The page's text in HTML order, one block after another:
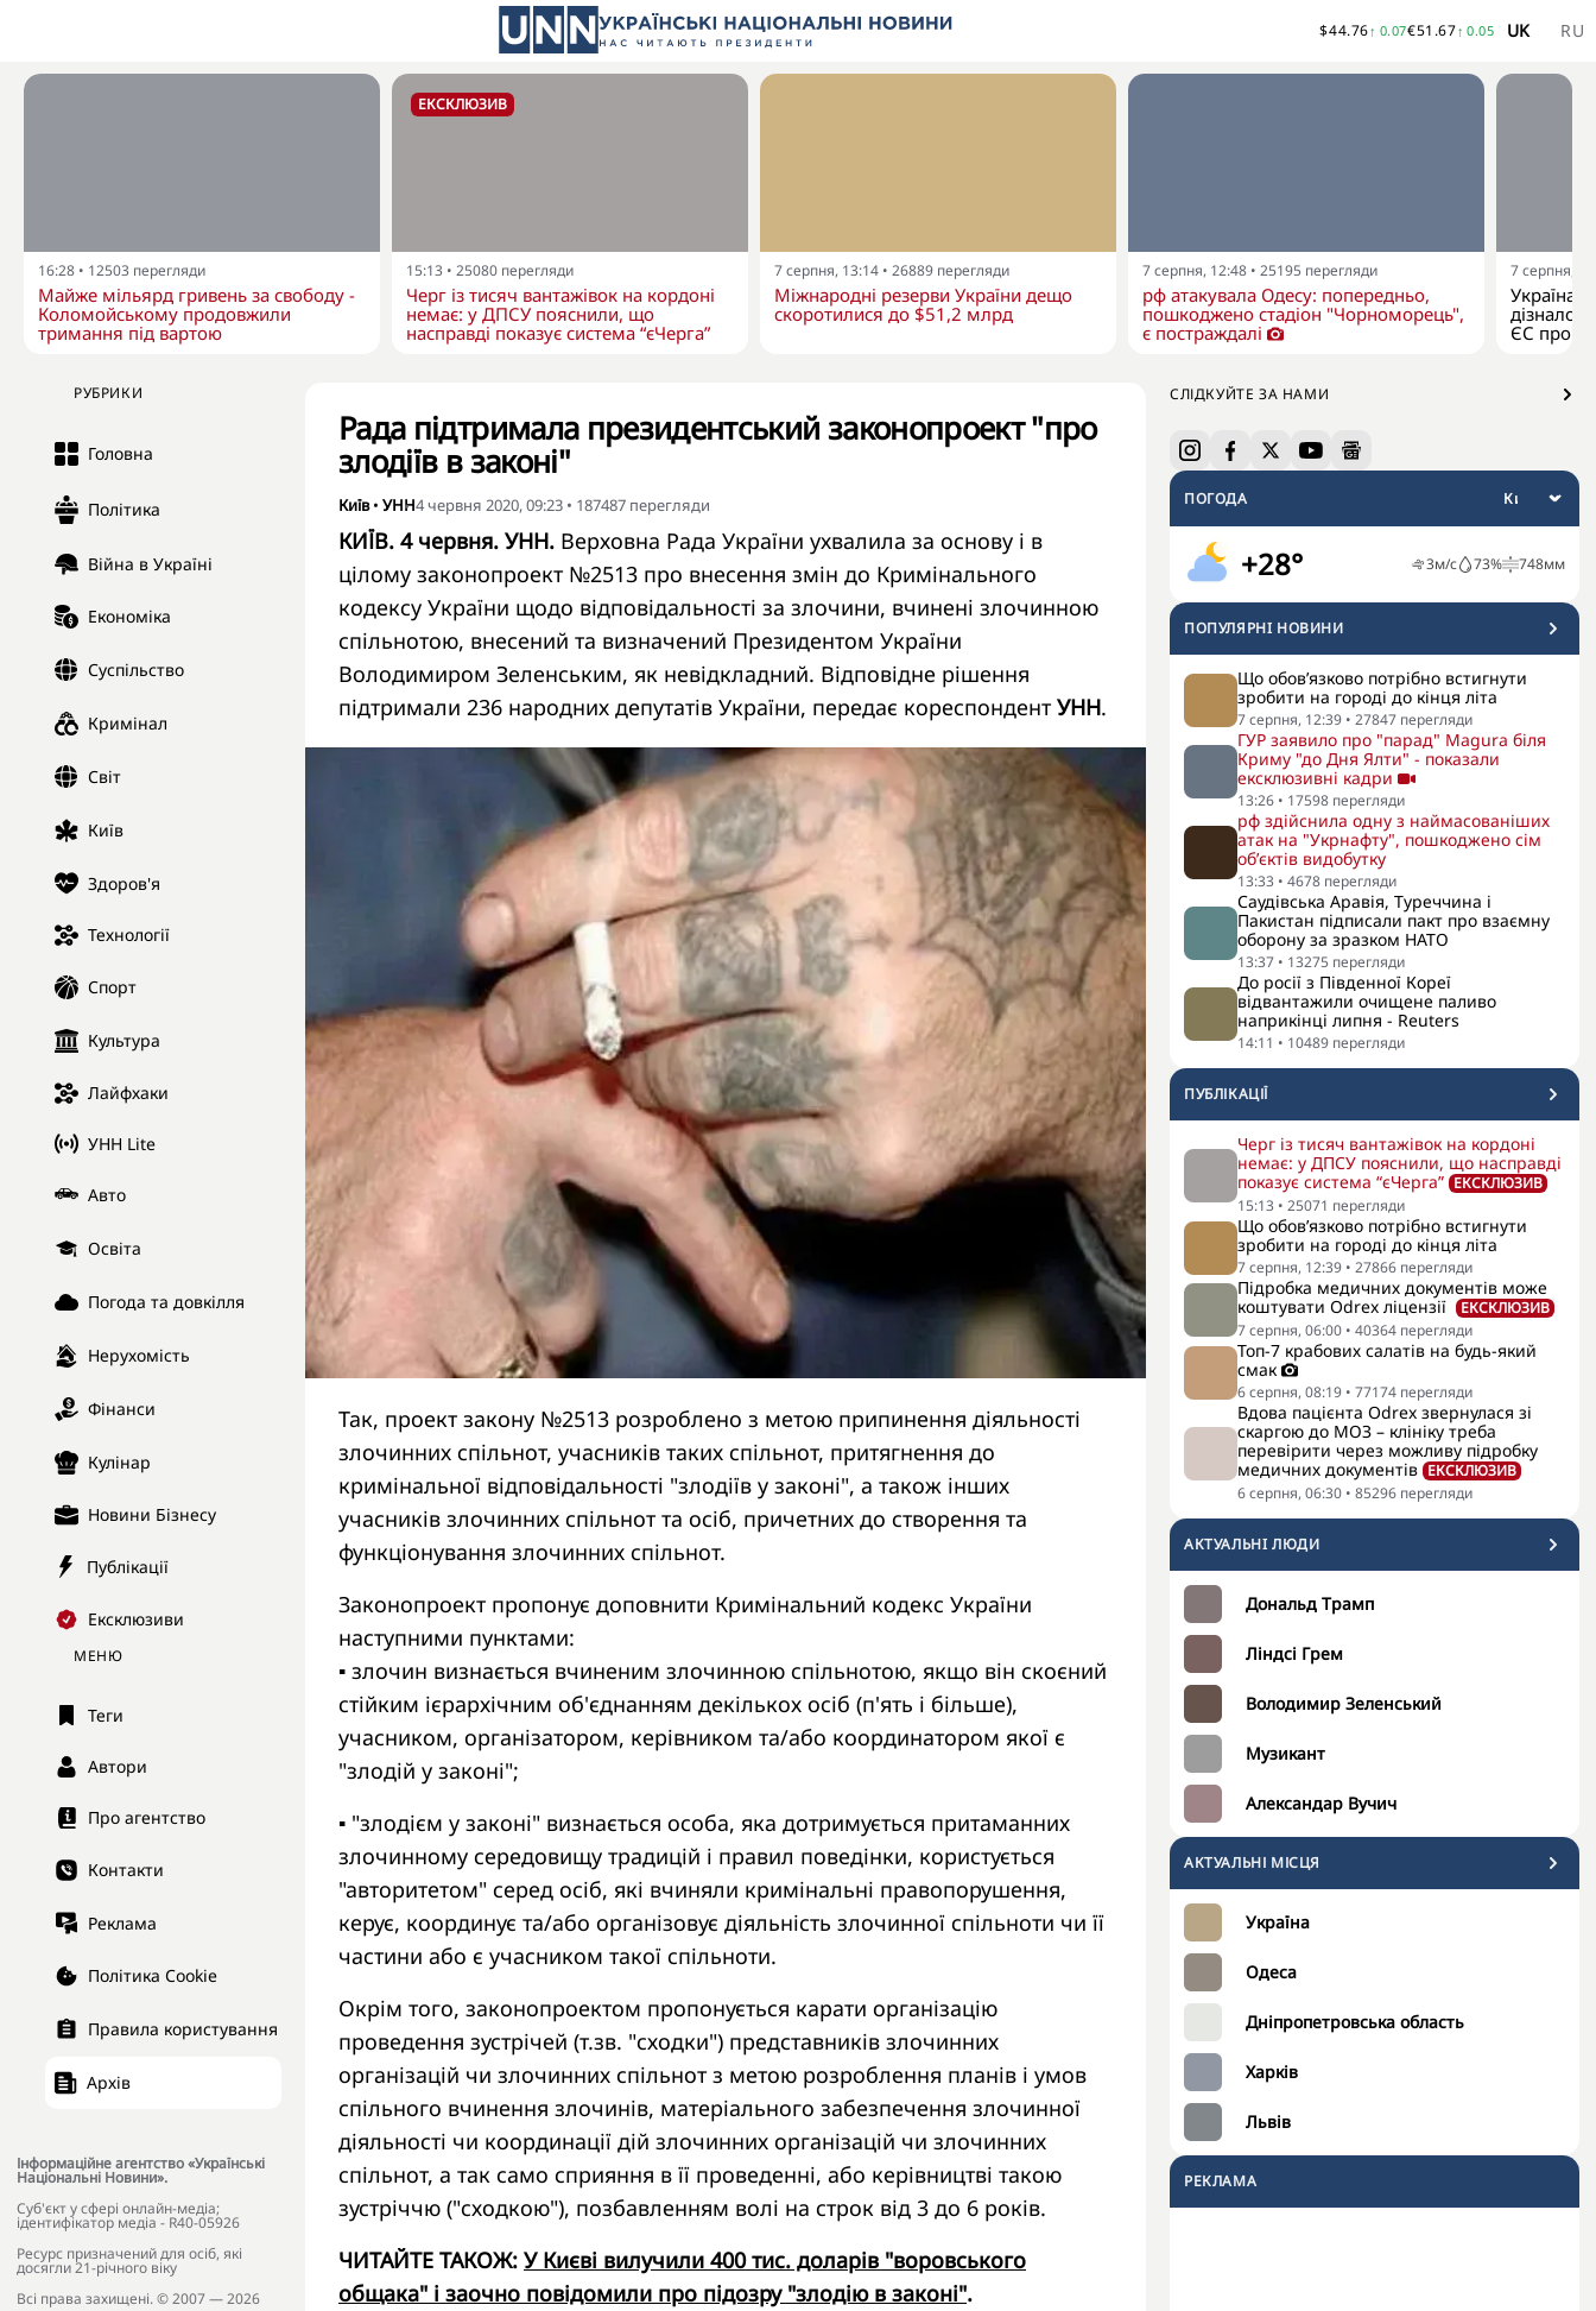
$44.76↑ 0.07€51.67↑ 0.05 UK RU
16:28 • 12503 перегляди
Майже мільярд гривень за свободу -
Коломойському продовжили
тримання під вартою
ЕКСКЛЮЗИВ
15:13 • 25080 перегляди
Черг із тисяч вантажівок на кордоні
немає: у ДПСУ пояснили, що
насправді показує система “єЧерга”
7 серпня, 13:14 • 26889 перегляди
Міжнародні резерви України дещо
скоротилися до $51,2 млрд
7 серпня, 12:48 • 25195 перегляди
рф атакувала Одесу: попередньо,
пошкоджено стадіон "Чорноморець",
є постраждалі
7 серпня,
Україна
ЄС про
РУБРИКИ
Головна
Політика
Війна в Україні
Економіка
Суспільство
Кримінал
Світ
Київ
Здоров'я
Технології
Спорт
Культура
Лайфхаки
УНН Lite
Авто
Освіта
Погода та довкілля
Нерухомість
Фінанси
Кулінар
Новини Бізнесу
Публікації
Ексклюзиви
МЕНЮ
Теги
Автори
Про агентство
Контакти
Реклама
Політика Cookie
Правила користування
Архів
Інформаційне агентство «Українські
Національні Новини».
Cуб'єкт у сфері онлайн-медіа;
ідентифікатор медіа - R40-05926
Ресурс призначений для осіб, які
досягли 21-річного віку
Всі права захищені. © 2007 — 2026
СЛІДКУЙТЕ ЗА НАМИ
ПОГОДА
+28° 3м/с 73% 748мм
ПОПУЛЯРНI НОВИНИ
Що обов’язково потрібно встигнути
зробити на городі до кінця літа
7 серпня, 12:39 • 27847 перегляди
ГУР заявило про "парад" Magura біля
Криму "до Дня Ялти" - показали
ексклюзивні кадри
13:26 • 17598 перегляди
рф здійснила одну з наймасованіших
атак на "Укрнафту", пошкоджено сім
об’єктів видобутку
13:33 • 4678 перегляди
Саудівська Аравія, Туреччина і
Пакистан підписали пакт про взаємну
оборону за зразком НАТО
13:37 • 13275 перегляди
До росії з Південної Кореї
відвантажили очищене паливо
наприкінці липня - Reuters
14:11 • 10489 перегляди
ПУБЛІКАЦІЇ
Черг із тисяч вантажівок на кордоні
немає: у ДПСУ пояснили, що насправді
показує система “єЧерга” ЕКСКЛЮЗИВ
15:13 • 25071 перегляди
Що обов’язково потрібно встигнути
зробити на городі до кінця літа
7 серпня, 12:39 • 27866 перегляди
Підробка медичних документів може
коштувати Odrex ліцензії
ЕКСКЛЮЗИВ
7 серпня, 06:00 • 40364 перегляди
Топ-7 крабових салатів на будь-який
смак
6 серпня, 08:19 • 77174 перегляди
Вдова пацієнта Odrex звернулася зі
скаргою до МОЗ – клініку треба
перевірити через можливу підробку
медичних документів ЕКСКЛЮЗИВ
6 серпня, 06:30 • 85296 перегляди
АКТУАЛЬНI ЛЮДИ
Дональд Трамп
Ліндсі Грем
Володимир Зеленський
Музикант
Александар Вучич
АКТУАЛЬНІ МІСЦЯ
Україна
Одеса
Дніпропетровська область
Харків
Львів
РЕКЛАМА
Рада підтримала президентський законопроект "про
злодіїв в законі"
Київ• УНН4 червня 2020, 09:23 • 187487 перегляди
КИЇВ. 4 червня. УНН. Верховна Рада України ухвалила за основу і в
цілому законопроект №2513 про внесення змін до Кримінального
кодексу України щодо відповідальності за злочини, вчинені злочинною
спільнотою, внесений та визначений Президентом України
Володимиром Зеленським, як невідкладний. Відповідне рішення
підтримали 236 народних депутатів України, передає кореспондент УНН.
Так, проект закону №2513 розроблено з метою припинення діяльності
злочинних спільнот, учасників таких спільнот, притягнення до
кримінальної відповідальності "злодіїв у законі", а також інших
учасників злочинних спільнот та осіб, причетних до створення та
функціонування злочинних спільнот.
Законопроект пропонує доповнити Кримінальний кодекс України
наступними пунктами:
▪️ злочин визнається вчиненим злочинною спільнотою, якщо він скоєний
стійким ієрархічним об'єднанням декількох осіб (п'ять і більше),
учасником, організатором, керівником та/або координатором якої є
"злодій у законі";
▪️ "злодієм у законі" визнається особа, яка дотримується притаманних
злочинному середовищу традицій і правил поведінки, користується
"авторитетом" серед осіб, які вчиняли кримінальні правопорушення,
керує, координує та/або організовує діяльність злочинної спільноти чи її
частини або є учасником такої спільноти.
Окрім того, законопроектом пропонується карати організацію
проведення зустрічей (т.зв. "сходки") представників злочинних
організацій чи злочинних спільнот з метою розроблення планів і умов
спільного вчинення злочинів, матеріального забезпечення злочинної
діяльності чи координації дій злочинних організацій чи злочинних
спільнот, а так само сприяння в її проведенні, або керівництві такою
зустріччю ("сходкою"), позбавленням волі на строк від 3 до 6 років.
ЧИТАЙТЕ ТАКОЖ: У Києві вилучили 400 тис. доларів "воровського
общака" і заочно повідомили про підозру "злодію в законі".